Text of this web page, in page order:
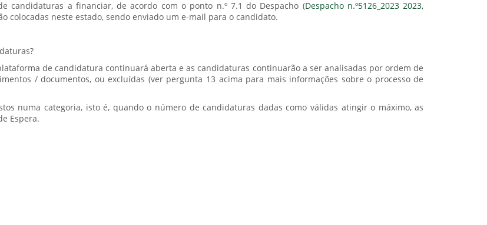
candidaturas a financiar, de acordo com o ponto n.º 7.1 do Despacho (Despacho n.º5126_2023 2023,
colocadas neste estado, sendo enviado um e-mail para o candidato.
de candidatura continuará aberta e as candidaturas continuarão a ser analisadas por ordem de
/ documentos, ou excluídas (ver pergunta 13 acima para mais informações sobre o processo de
numa categoria, isto é, quando o número de candidaturas dadas como válidas atingir o máximo, as
Espera.